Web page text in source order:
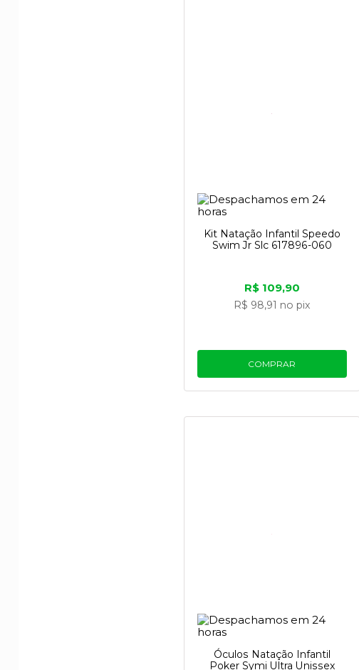
Kit Natação Infantil Speedo
Swim Jr Slc 617896-060
R$ 109,90
R$ 98,91 no pix
COMPRAR
Óculos Natação Infantil
Poker Symi Ultra Unissex